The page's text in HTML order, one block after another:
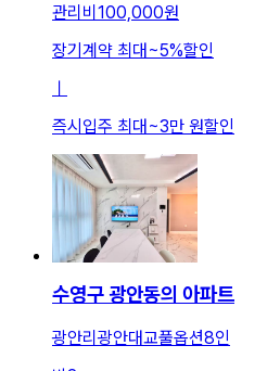
관리비 100,000원
장기계약 최대~5%할인
ㅣ
즉시입주 최대~3만 원할인
수영구 광안동의 아파트
광안리광안대교풀옵션8인